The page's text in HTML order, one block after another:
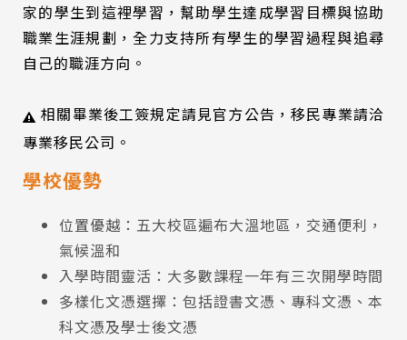
家的學生到這裡學習，幫助學生達成學習目標與協助
職業生涯規劃，全力支持所有學生的學習過程與追尋
自己的職涯方向。
相關畢業後工簽規定請見官方公告，移民專業請洽
專業移民公司。
學校優勢
位置優越：五大校區遍布大溫地區，交通便利，
氣候溫和
入學時間靈活：大多數課程一年有三次開學時間
多樣化文憑選擇：包括證書文憑、專科文憑、本
科文憑及學士後文憑